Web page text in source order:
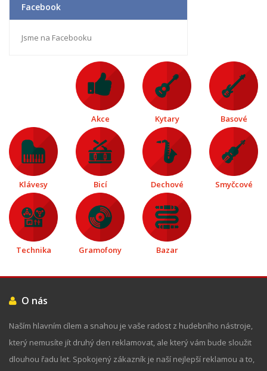
Facebook
Jsme na Facebooku
Akce Kytary Basové
Klávesy Bicí Dechové Smyčcové
Technika Gramofony Bazar
O nás
Naším hlavním cílem a snahou je vaše radost z hudebního nástroje,
který nemusíte jít druhý den reklamovat, ale který vám bude sloužit
dlouhou řadu let. Spokojený zákazník je naší nejlepší reklamou a to,